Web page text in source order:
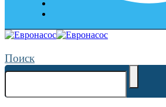
Поиск